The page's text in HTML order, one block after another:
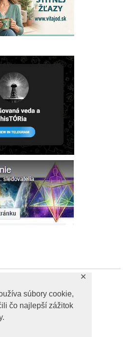
súbory cookie,
čo najlepší zážitok
✕